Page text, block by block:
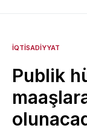
İQTISADIYYAT
Publik